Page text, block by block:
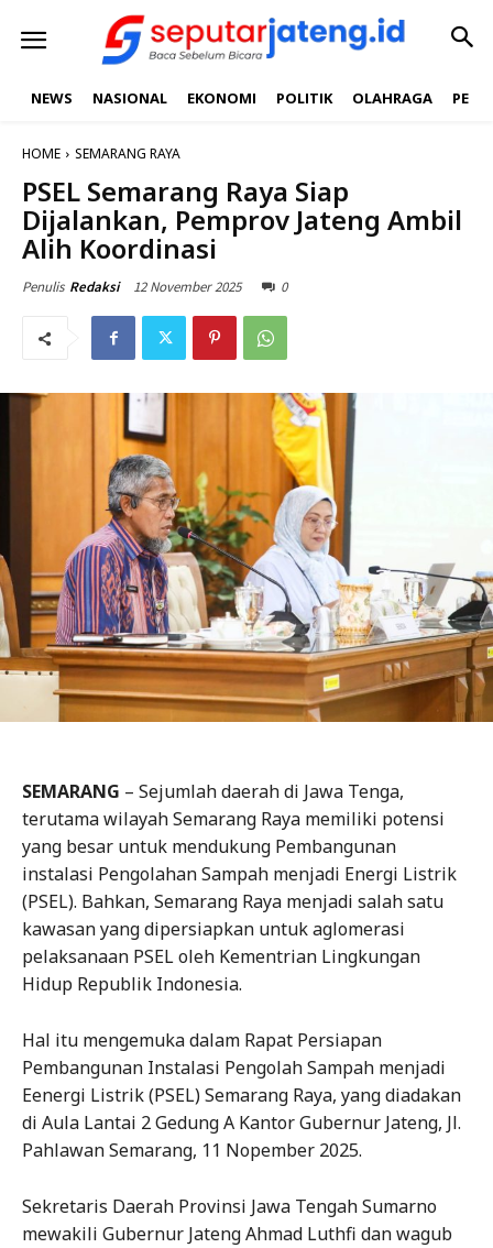
NEWS NASIONAL EKONOMI POLITIK OLAHRAGA
HOME SEMARANG RAYA
PSEL Semarang Raya Siap
Dijalankan, Pemprov Jateng Ambil
Alih Koordinasi
Penulis Redaksi 12 November 2025 0
SEMARANG – Sejumlah daerah di Jawa Tenga,
terutama wilayah Semarang Raya memiliki potensi
yang besar untuk mendukung Pembangunan
instalasi Pengolahan Sampah menjadi Energi Listrik
(PSEL). Bahkan, Semarang Raya menjadi salah satu
kawasan yang dipersiapkan untuk aglomerasi
pelaksanaan PSEL oleh Kementrian Lingkungan
Hidup Republik Indonesia.
Hal itu mengemuka dalam Rapat Persiapan
Pembangunan Instalasi Pengolah Sampah menjadi
Eenergi Listrik (PSEL) Semarang Raya, yang diadakan
di Aula Lantai 2 Gedung A Kantor Gubernur Jateng, Jl.
Pahlawan Semarang, 11 Nopember 2025.
Sekretaris Daerah Provinsi Jawa Tengah Sumarno
mewakili Gubernur Jateng Ahmad Luthfi dan wagub